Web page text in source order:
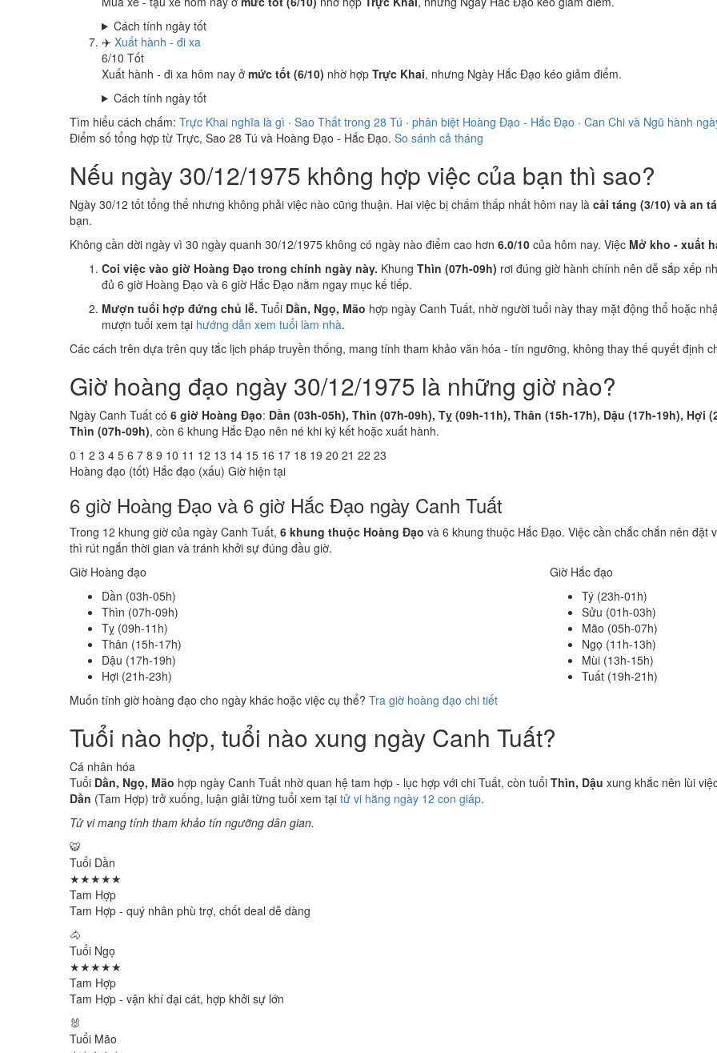
Cách tính ngày tốt
✈️ Xuất hành - đi xa
6/10 Tốt
Xuất hành - đi xa hôm nay ở mức tốt (6/10) nhờ hợp Trực Khai, nhưng Ngày Hắc Đạo kéo giảm điểm.
Cách tính ngày tốt
Tìm hiểu cách chấm: Trực Khai nghĩa là gì · Sao Thất trong 28 Tú · phân biệt Hoàng Đạo - Hắc Đạo · Can Chi và Ngũ hành
Điểm số tổng hợp từ Trực, Sao 28 Tú và Hoàng Đạo - Hắc Đạo. So sánh cả tháng
Nếu ngày 30/12/1975 không hợp việc của bạn thì sao?
Ngày 30/12 tốt tổng thể nhưng không phải việc nào cũng thuận. Hai việc bị chấm thấp nhất hôm nay là cải táng (3/10) và an
bạn.
Không cần dời ngày vì 30 ngày quanh 30/12/1975 không có ngày nào điểm cao hơn 6.0/10 của hôm nay. Việc Mở kho - xuất
Coi việc vào giờ Hoàng Đạo trong chính ngày này. Khung Thìn (07h-09h) rơi đúng giờ hành chính nên dễ sắp xếp
đủ 6 giờ Hoàng Đạo và 6 giờ Hắc Đạo nằm ngay mục kế tiếp.
Mượn tuổi hợp đứng chủ lễ. Tuổi Dần, Ngọ, Mão hợp ngày Canh Tuất, nhờ người tuổi này thay mặt động thổ hoặc
mượn tuổi xem tại hướng dẫn xem tuổi làm nhà.
Các cách trên dựa trên quy tắc lịch pháp truyền thống, mang tính tham khảo văn hóa - tín ngưỡng, không thay thế quyết định
Giờ hoàng đạo ngày 30/12/1975 là những giờ nào?
Ngày Canh Tuất có 6 giờ Hoàng Đạo: Dần (03h-05h), Thìn (07h-09h), Tỵ (09h-11h), Thân (15h-17h), Dậu (17h-19h), Hợi
Thìn (07h-09h), còn 6 khung Hắc Đạo nên né khi ký kết hoặc xuất hành.
0 1 2 3 4 5 6 7 8 9 10 11 12 13 14 15 16 17 18 19 20 21 22 23
Hoàng đạo (tốt) Hắc đạo (xấu) Giờ hiện tại
6 giờ Hoàng Đạo và 6 giờ Hắc Đạo ngày Canh Tuất
Trong 12 khung giờ của ngày Canh Tuất, 6 khung thuộc Hoàng Đạo và 6 khung thuộc Hắc Đạo. Việc cần chắc chắn nên
thì rút ngắn thời gian và tránh khởi sự đúng đầu giờ.
Giờ Hoàng đạo
Dần (03h-05h)
Thìn (07h-09h)
Tỵ (09h-11h)
Thân (15h-17h)
Dậu (17h-19h)
Hợi (21h-23h)
Giờ Hắc đạo
Tý (23h-01h)
Sửu (01h-03h)
Mão (05h-07h)
Ngọ (11h-13h)
Mùi (13h-15h)
Tuất (19h-21h)
Muốn tính giờ hoàng đạo cho ngày khác hoặc việc cụ thể? Tra giờ hoàng đạo chi tiết
Tuổi nào hợp, tuổi nào xung ngày Canh Tuất?
Cá nhân hóa
Tuổi Dần, Ngọ, Mão hợp ngày Canh Tuất nhờ quan hệ tam hợp - lục hợp với chi Tuất, còn tuổi Thìn, Dậu xung khắc nên lùi
Dần (Tam Hợp) trở xuống, luận giải từng tuổi xem tại tử vi hằng ngày 12 con giáp.
Tử vi mang tính tham khảo tín ngưỡng dân gian.
🐯
Tuổi Dần
★★★★★
Tam Hợp
Tam Hợp - quý nhân phù trợ, chốt deal dễ dàng
🐴
Tuổi Ngọ
★★★★★
Tam Hợp
Tam Hợp - vận khí đại cát, hợp khởi sự lớn
🐰
Tuổi Mão